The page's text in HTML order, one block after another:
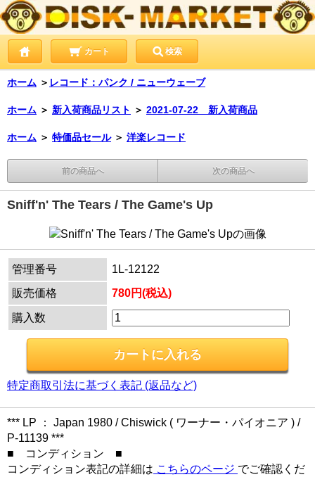
カート 検索
ホーム ＞ レコード：パンク / ニューウェーブ
ホーム ＞ 新入荷商品リスト ＞ 2021-07-22 新入荷商品
ホーム ＞ 特価品セール ＞ 洋楽レコード
前の商品へ 次の商品へ
Sniff'n' The Tears / The Game's Up
管理番号
1L-12122
販売価格
780円(税込)
購入数
特定商取引法に基づく表記 (返品など)
*** LP ： Japan 1980 / Chiswick ( ワーナー・パイオニア ) /
P-11139 ***
■ コンディション ■
コンディション表記の詳細は こちらのページ でご確認くだ